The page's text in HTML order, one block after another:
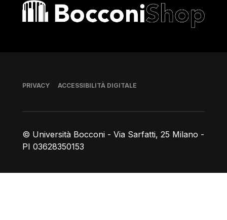
Bocconi shop
© Università Bocconi - Via Sarfatti, 25 Milano -
PI 03628350153
Piè di pagina
PRIVACY ACCESSIBILITÀ DIGITALE